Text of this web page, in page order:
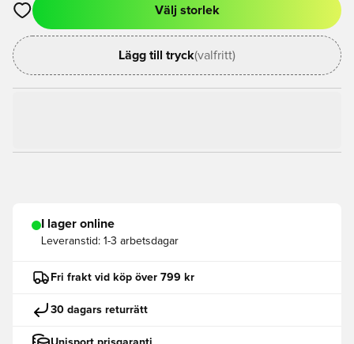
Öppnar en Modal för att logga in eller registrera dig som
Välj storlek
Lägg till tryck(valfritt)
I lager online
Leveranstid: 1-3 arbetsdagar
Fri frakt vid köp över 799 kr
30 dagars returrätt